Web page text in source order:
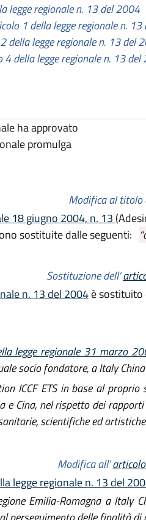
legge regionale n. 13 del 2004
1 della legge regionale n.
della legge regionale n. 13 del
della legge regionale n. 13 del
ha approvato
promulga
Modifica al titolo
18 giugno 2004, n. 13
sostituite dalle seguenti:
Sostituzione dell’
n. 13 del 2004è sostituito
legge regionale 31 marzo
socio fondatore, a Italy
ICCF ETS in base al
Cina, nel rispetto dei
scientifiche ed
Modifica all’
legge regionale n. 13 del
Emilia-Romagna a Italy